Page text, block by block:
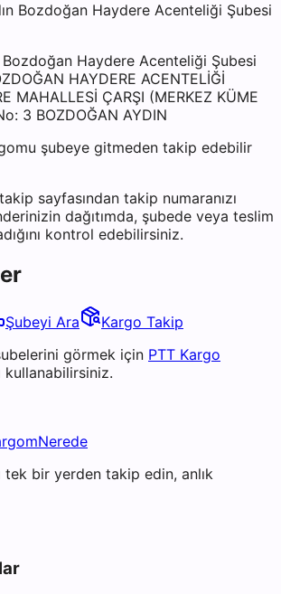
Bozdoğan Haydere Acenteliği Şubesi
Bozdoğan Haydere Acenteliği Şubesi
HAYDERE ACENTELİĞİ
MAHALLESİ ÇARŞI (MERKEZ KÜME
3 BOZDOĞAN AYDIN
şubeye gitmeden takip edebilir
sayfasından takip numaranızı
dağıtımda, şubede veya teslim
kontrol edebilirsiniz.
Şubeyi Ara
Kargo Takip
görmek için PTT Kargo
kullanabilirsiniz.
tek bir yerden takip edin, anlık